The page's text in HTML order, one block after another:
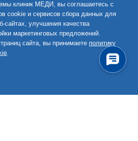
клиник МЕДИ, вы соглашаетесь с
cookie и сервисов сбора данных для
сайтах, улучшения качества
маркетинговых предложений.
сайта, вы принимаете политику
.